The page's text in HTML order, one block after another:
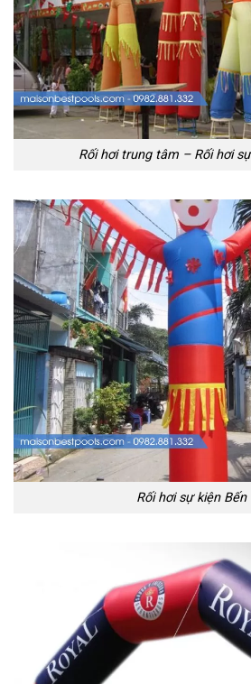
Rối hơi trung tâm – Rối hơi
Rối hơi sự kiện Bến